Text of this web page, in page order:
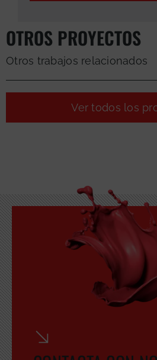
OTROS PROYECTOS
Otros trabajos relacionados
Ver todos los